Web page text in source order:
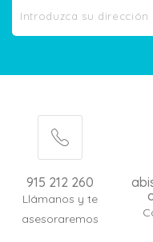
915 212 260
Llámanos y te
asesoraremos